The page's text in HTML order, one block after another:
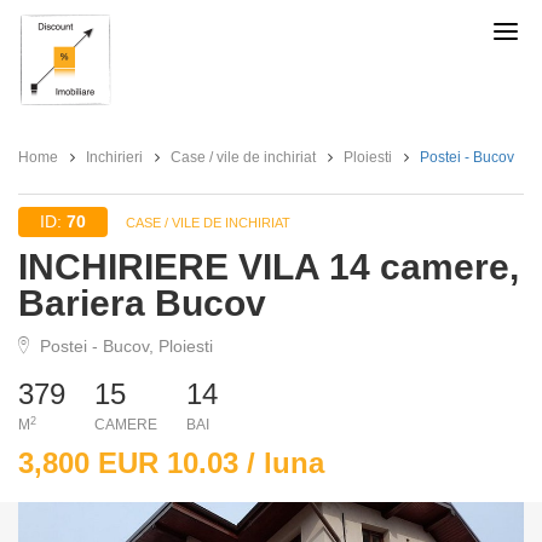
Discount
Imobiliare
Home Inchirieri Case / vile de inchiriat Ploiesti Postei - Bucov
ID: 70 CASE / VILE DE INCHIRIAT
INCHIRIERE VILA 14 camere,
Bariera Bucov
Postei - Bucov, Ploiesti
379
M 2
15
CAMERE
14
BAI
3,800 EUR 10.03 / luna